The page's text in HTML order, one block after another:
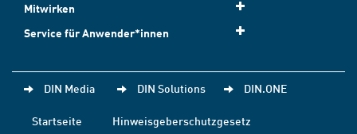
Mitwirken
Service für Anwender*innen
DIN Media DIN Solutions DIN.ONE
Startseite
Hinweisgeberschutzgesetz